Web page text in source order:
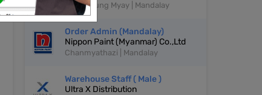
Mahar Aung Myay | Mandalay
Order Admin (Mandalay)
Nippon Paint (Myanmar) Co.,Ltd
Chanmyathazi | Mandalay
Warehouse Staff ( Male )
Ultra X Distribution